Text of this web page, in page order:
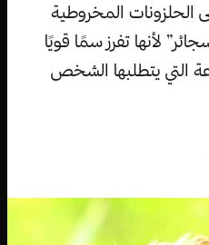
الحلزونات المخروطية
لأنها تفرز سمًا قويًا
التي يتطلبها الشخص